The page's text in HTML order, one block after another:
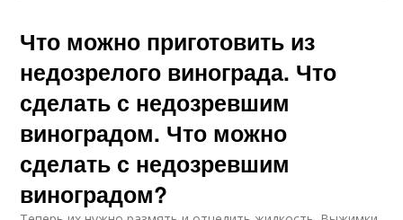
Что можно приготовить из
недозрелого винограда. Что
сделать с недозревшим
виноградом. Что можно
сделать с недозревшим
виноградом?